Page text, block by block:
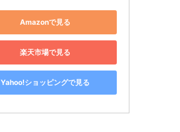
Amazonで見る
楽天市場で見る
Yahoo!ショッピングで見る